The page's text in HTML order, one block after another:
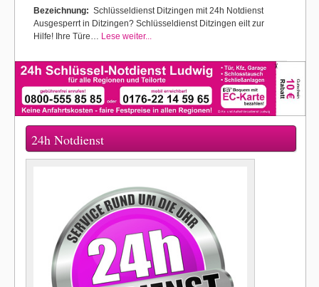
Bezeichnung: Schlüsseldienst Ditzingen mit 24h Notdienst
Ausgesperrt in Ditzingen? Schlüsseldienst Ditzingen eilt zur
Hilfe! Ihre Türe… Lese weiter...
24h Notdienst